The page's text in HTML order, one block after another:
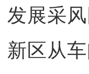
发展采
新区从